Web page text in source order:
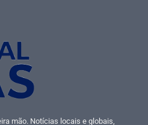
mão. Notícias locais e globais,